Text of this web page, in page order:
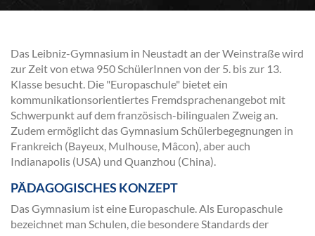
Das Leibniz-Gymnasium in Neustadt an der Weinstraße wird
zur Zeit von etwa 950 SchülerInnen von der 5. bis zur 13.
Klasse besucht. Die "Europaschule" bietet ein
kommunikationsorientiertes Fremdsprachenangebot mit
Schwerpunkt auf dem französisch-bilingualen Zweig an.
Zudem ermöglicht das Gymnasium Schülerbegegnungen in
Frankreich (Bayeux, Mulhouse, Mâcon), aber auch
Indianapolis (USA) und Quanzhou (China).
PÄDAGOGISCHES KONZEPT
Das Gymnasium ist eine Europaschule. Als Europaschule
bezeichnet man Schulen, die besondere Standards der